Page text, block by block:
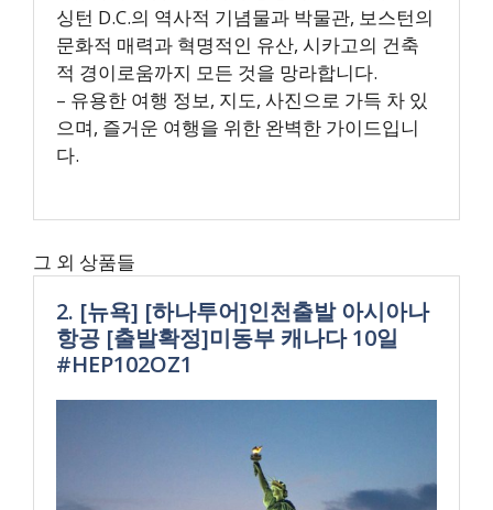
싱턴 D.C.의 역사적 기념물과 박물관, 보스턴의
문화적 매력과 혁명적인 유산, 시카고의 건축
적 경이로움까지 모든 것을 망라합니다.
– 유용한 여행 정보, 지도, 사진으로 가득 차 있
으며, 즐거운 여행을 위한 완벽한 가이드입니
다.
그 외 상품들
2. [뉴욕] [하나투어]인천출발 아시아나
항공 [출발확정]미동부 캐나다 10일
#HEP102OZ1